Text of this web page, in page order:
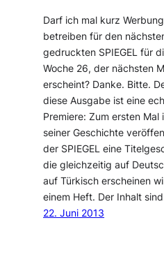
Darf ich mal kurz Werbung
betreiben für den
gedruckten SPIEGEL für
Woche 26, der nächsten
erscheint? Danke. Bitte.
diese Ausgabe ist eine
Premiere: Zum ersten Mal
seiner Geschichte
der SPIEGEL eine
die gleichzeitig auf
auf Türkisch erscheinen
einem Heft. Der Inhalt
22. Juni 2013